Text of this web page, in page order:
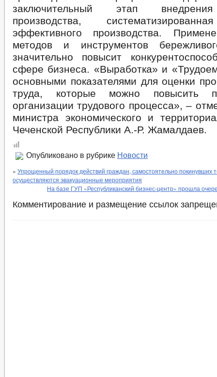
заключительный этап
производства,
эффективного производства.
методов и инструментов
значительно повысит
сфере бизнеса. «Выработка» и
основными показателями для оценки
труда, которые можно повысить
организации трудового процесса», –
министра экономического и
Чеченской Республики А.-Р. Жамалдаев.
Опубликовано в рубрике Новости
« Упрощенный порядок действий граждан, самостоятельно покинувших
осуществляются эвакуационные мероприятия
На базе ГУП «Республиканский бизнес-центр» прошла
Комментирование и размещение ссылок